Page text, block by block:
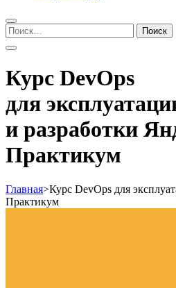
Найти:
Курс DevOps
для
и разработки
Практикум
Главная>Курс DevOps для
Практикум